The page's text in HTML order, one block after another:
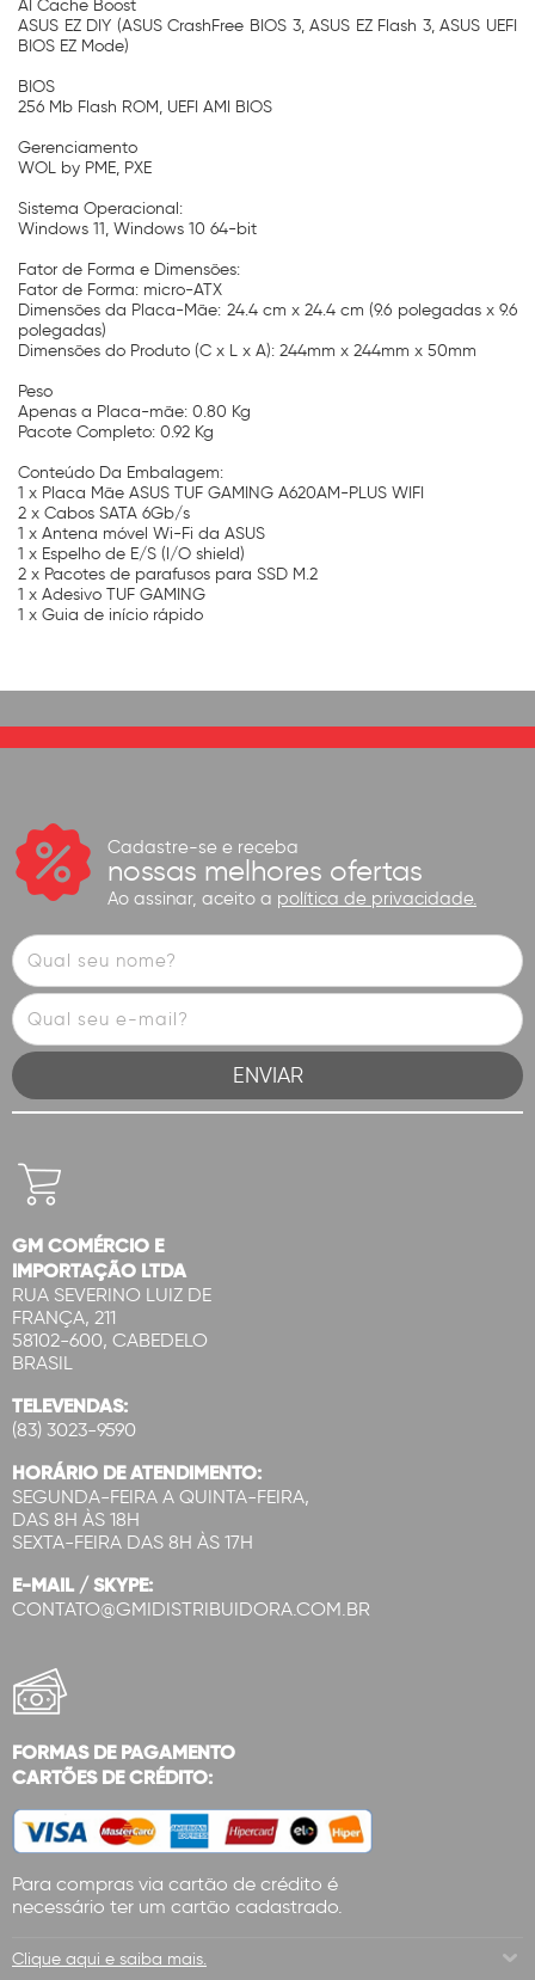
AI Cache Boost
ASUS EZ DIY (ASUS CrashFree BIOS 3, ASUS EZ Flash 3, ASUS UEFI
BIOS EZ Mode)
BIOS
256 Mb Flash ROM, UEFI AMI BIOS
Gerenciamento
WOL by PME, PXE
Sistema Operacional:
Windows 11, Windows 10 64-bit
Fator de Forma e Dimensões:
Fator de Forma: micro-ATX
Dimensões da Placa-Mãe: 24.4 cm x 24.4 cm (9.6 polegadas x 9.6
polegadas)
Dimensões do Produto (C x L x A): 244mm x 244mm x 50mm
Peso
Apenas a Placa-mãe: 0.80 Kg
Pacote Completo: 0.92 Kg
Conteúdo Da Embalagem:
1 x Placa Mãe ASUS TUF GAMING A620AM-PLUS WIFI
2 x Cabos SATA 6Gb/s
1 x Antena móvel Wi-Fi da ASUS
1 x Espelho de E/S (I/O shield)
2 x Pacotes de parafusos para SSD M.2
1 x Adesivo TUF GAMING
1 x Guia de início rápido
Cadastre-se e receba
nossas melhores ofertas
Ao assinar, aceito a política de privacidade.
GM COMÉRCIO E
IMPORTAÇÃO LTDA
RUA SEVERINO LUIZ DE
FRANÇA, 211
58102-600, CABEDELO
BRASIL
TELEVENDAS:
(83) 3023-9590
HORÁRIO DE ATENDIMENTO:
SEGUNDA-FEIRA A QUINTA-FEIRA,
DAS 8H ÀS 18H
SEXTA-FEIRA DAS 8H ÀS 17H
E-MAIL / SKYPE:
CONTATO@GMIDISTRIBUIDORA.COM.BR
FORMAS DE PAGAMENTO
CARTÕES DE CRÉDITO:
Para compras via cartão de crédito é
necessário ter um cartão cadastrado.
Clique aqui e saiba mais.